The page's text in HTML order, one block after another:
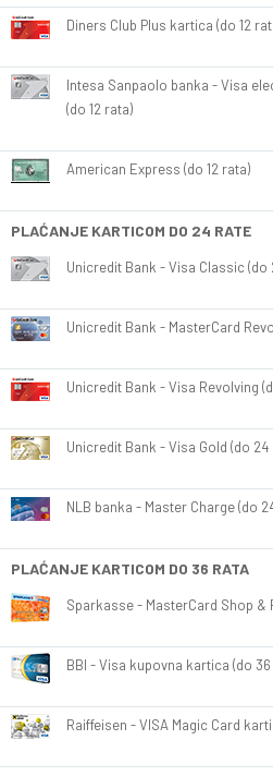
Diners Club Plus kartica (do 12
Intesa Sanpaolo banka - Visa
(do 12 rata)
American Express (do 12 rata)
PLAĆANJE KARTICOM DO 24 RATE
Unicredit Bank - Visa Classic (do
Unicredit Bank - MasterCard
Unicredit Bank - Visa Revolving
Unicredit Bank - Visa Gold (do 24
NLB banka - Master Charge (do
PLAĆANJE KARTICOM DO 36 RATA
Sparkasse - MasterCard Shop &
BBI - Visa kupovna kartica (do
Raiffeisen - VISA Magic Card